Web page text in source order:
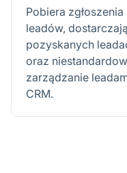
Pobiera
leadów,
pozyskanych
oraz
zarządzanie
CRM.